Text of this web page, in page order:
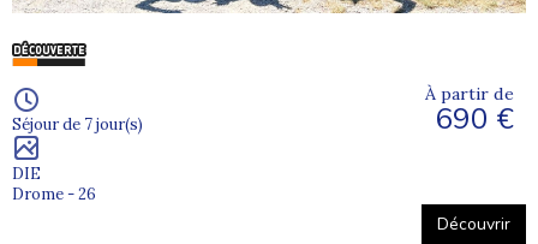
Séjour de 7 jour(s)
DIE
Drome - 26
À partir de
690 €
Découvrir